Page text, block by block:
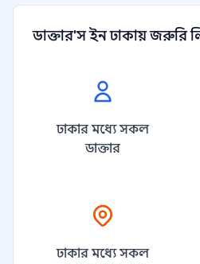
ডাক্তার'স ইন ঢাকায় জরুরি
ঢাকার মধ্যে সকল
ডাক্তার
ঢাকার মধ্যে সকল